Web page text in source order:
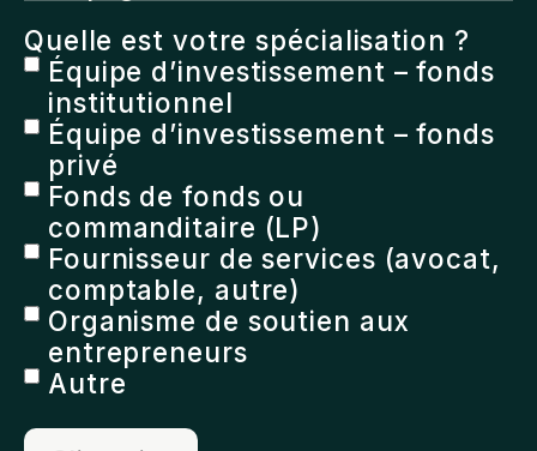
Quelle est votre spécialisation ?
Équipe d’investissement – fonds
institutionnel
Équipe d’investissement – fonds
privé
Fonds de fonds ou
commanditaire (LP)
Fournisseur de services (avocat,
comptable, autre)
Organisme de soutien aux
entrepreneurs
Autre